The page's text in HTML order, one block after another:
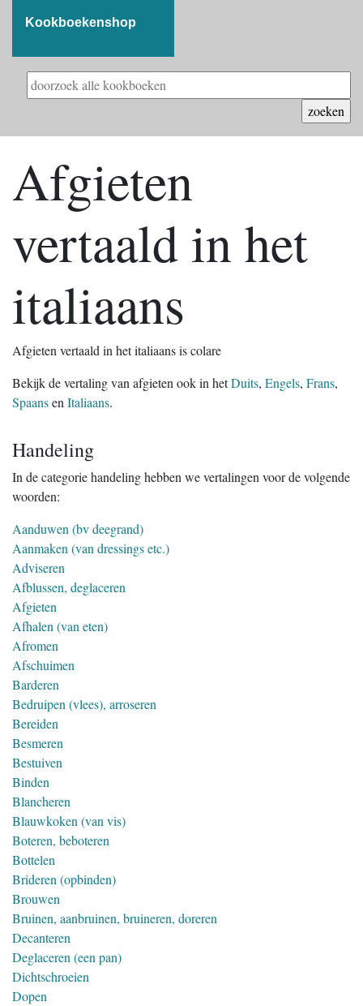
Kookboekenshop
Afgieten
vertaald in het
italiaans
Afgieten vertaald in het italiaans is colare
Bekijk de vertaling van afgieten ook in hetDuits, Engels, Frans,
Spaansen Italiaans.
Handeling
In de categorie handeling hebben we vertalingen voor de volgende
woorden:
Aanduwen (bv deegrand)
Aanmaken (van dressings etc.)
Adviseren
Afblussen, deglaceren
Afgieten
Afhalen (van eten)
Afromen
Afschuimen
Barderen
Bedruipen (vlees), arroseren
Bereiden
Besmeren
Bestuiven
Binden
Blancheren
Blauwkoken (van vis)
Boteren, beboteren
Bottelen
Brideren (opbinden)
Brouwen
Bruinen, aanbruinen, bruineren, doreren
Decanteren
Deglaceren (een pan)
Dichtschroeien
Dopen